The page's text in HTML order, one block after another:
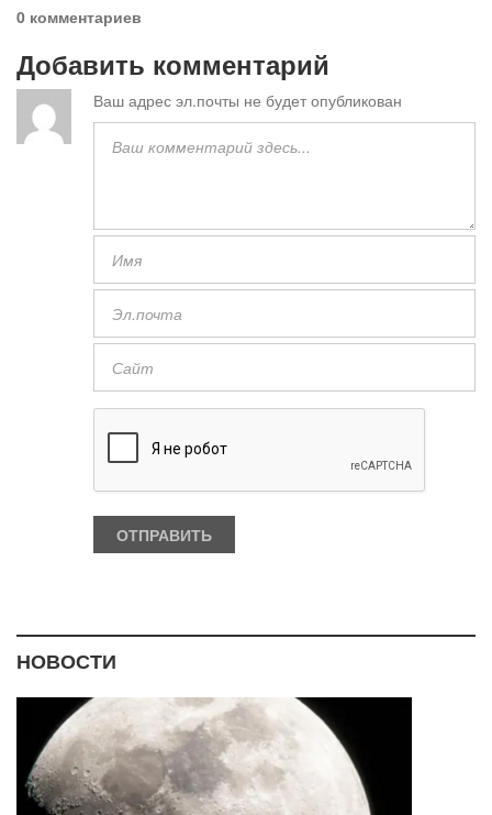
0 комментариев
Добавить комментарий
Ваш адрес эл.почты не будет опубликован
НОВОСТИ